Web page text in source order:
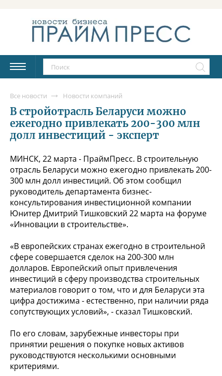
Все новости Новости компаний
В стройотрасль Беларуси можно
ежегодно привлекать 200-300 млн
долл инвестиций - эксперт
МИНСК, 22 марта - ПраймПресс. В строительную
отрасль Беларуси можно ежегодно привлекать 200-
300 млн долл инвестиций. Об этом сообщил
руководитель департамента бизнес-
консультирования инвестиционной компании
Юнитер Дмитрий Тишковский 22 марта на форуме
«Инновации в строительстве».
«В европейских странах ежегодно в строительной
сфере совершается сделок на 200-300 млн
долларов. Европейский опыт привлечения
инвестиций в сферу производства строительных
материалов говорит о том, что и для Беларуси эта
цифра достижима - естественно, при наличии ряда
сопутствующих условий», - сказал Тишковский.
По его словам, зарубежные инвесторы при
принятии решения о покупке новых активов
руководствуются несколькими основными
критериями.